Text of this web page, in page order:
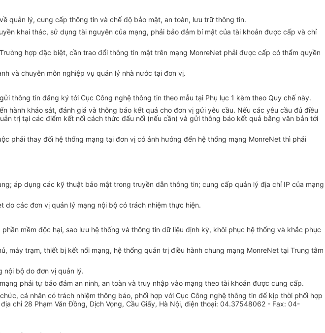
quản lý, cung cấp thông tin và chế độ bảo mật, an toàn, lưu trữ thông tin.
khai thác, sử dụng tài nguyên của mạng, phải bảo đảm bí mật của tài khoản được cấp và chỉ
hợp đặc biệt, cần trao đổi thông tin mật trên mạng MonreNet phải được cấp có thẩm quyền
và chuyên môn nghiệp vụ quản lý nhà nước tại đơn vị.
thông tin đăng ký tới Cục Công nghệ thông tin theo mẫu tại Phụ lục 1 kèm theo Quy chế này.
hành khảo sát, đánh giá và thông báo kết quả cho đơn vị gửi yêu cầu. Nếu các yêu cầu đủ điều
trị tại các điểm kết nối cách thức đấu nối (nếu cần) và gửi thông báo kết quả bằng văn bản tới
phải thay đổi hệ thống mạng tại đơn vị có ảnh hưởng đến hệ thống mạng MonreNet thì phải
áp dụng các kỹ thuật bảo mật trong truyền dẫn thông tin; cung cấp quản lý địa chỉ IP của mạng
do các đơn vị quản lý mạng nội bộ có trách nhiệm thực hiện.
mềm độc hại, sao lưu hệ thống và thông tin dữ liệu định kỳ, khôi phục hệ thống và khắc phục
máy trạm, thiết bị kết nối mạng, hệ thống quản trị điều hành chung mạng MonreNet tại Trung tâm
nội bộ do đơn vị quản lý.
phải tự bảo đảm an ninh, an toàn và truy nhập vào mạng theo tài khoản được cung cấp.
cá nhân có trách nhiệm thông báo, phối hợp với Cục Công nghệ thông tin để kịp thời phối hợp
chỉ 28 Phạm Văn Đồng, Dịch Vọng, Cầu Giấy, Hà Nội, điện thoại: 04.37548062 - Fax: 04-